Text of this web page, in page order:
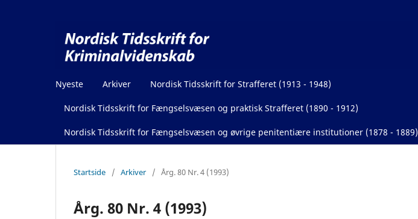
Nyeste Arkiver Nordisk Tidsskrift for Strafferet (1913 - 1948)
Nordisk Tidsskrift for Fængselsvæsen og praktisk Strafferet (1890 - 1912)
Nordisk Tidsskrift for Fængselsvæsen og øvrige penitentiære institutioner (1878 - 1889)
Startside / Arkiver / Årg. 80 Nr. 4 (1993)
Årg. 80 Nr. 4 (1993)